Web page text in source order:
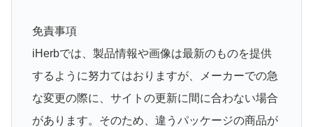
免責事項
iHerbでは、製品情報や画像は最新のものを提供
するように努力てはおりますが、メーカーでの急
な変更の際に、サイトの更新に間に合わない場合
があります。そのため、違うパッケージの商品が